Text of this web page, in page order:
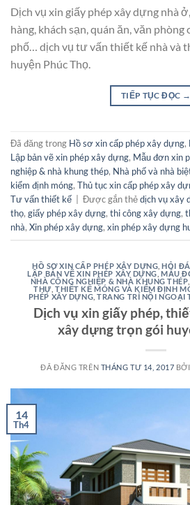
Dịch vụ xin giấy phép xây dựng nhà
hàng, khách sạn, quán ăn, văn
phố… dịch vụ tư vấn thiết kế nhà và
huyện Phúc Thọ.
TIẾP TỤC ĐỌC →
Đã đăng trong Hồ sơ xin cấp phép xây dựng,
Lập bản vẽ xin phép xây dựng, Mẫu đơn xin
nghiệp & nhà khung thép, Nhà phố và nhà
kiểm định móng, Thủ tục xin cấp phép xây
Tư vấn thiết kế
Được gắn thẻdịch vụ xây
thọ, giấy phép xây dựng, thi công xây dựng,
nhà, Xin phép xây dựng, xin phép xây dựng
HỒ SƠ XIN CẤP PHÉP XÂY DỰNG ,HỎI
LẬP BẢN VẼ XIN PHÉP XÂY DỰNG ,MẪU
NHÀ CÔNG NGHIỆP & NHÀ KHUNG THÉP,
THỰ THIẾT KẾ MÓNG VÀ KIỂM ĐỊNH
PHÉP XÂY DỰNG ,TRANG TRÍ NỘI NGOẠI
Dịch vụ xin giấy phép,
xây dựng trọn gói
ĐÃ ĐĂNG TRÊN THÁNG TƯ 14, 2017
14
Th4